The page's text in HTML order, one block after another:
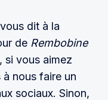
dit à la
de Rembobine
si vous aimez
nous faire un
sociaux. Sinon,